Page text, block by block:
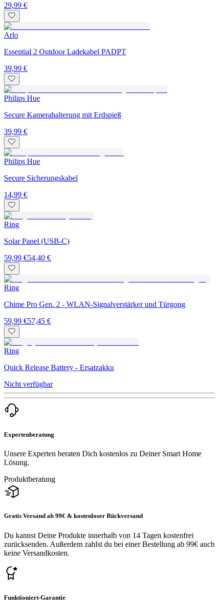
29,99 €
Arlo
Essential 2 Outdoor Ladekabel PADPT
39,99 €
Philips Hue
Secure Kamerahalterung mit Erdspieß
39,99 €
Philips Hue
Secure Sicherungskabel
14,99 €
Ring
Solar Panel (USB-C)
59,99 €54,40 €
Ring
Chime Pro Gen. 2 - WLAN-Signalverstärker und Türgong
59,99 €57,45 €
Ring
Quick Release Battery - Ersatzakku
Nicht verfügbar
Expertenberatung
Unsere Experten beraten Dich kostenlos zu Deiner Smart Home
Lösung.
Produktberatung
Gratis Versand ab 99€ & kostenloser Rückversand
Du kannst Deine Produkte innerhalb von 14 Tagen kostenfrei
zurücksenden. Außerdem zahlst du bei einer Bestellung ab 99€ auch
keine Versandkosten.
Funktioniert-Garantie